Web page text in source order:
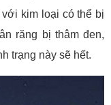
kim loại có thể bị
răng bị thâm đen,
trạng này sẽ hết.